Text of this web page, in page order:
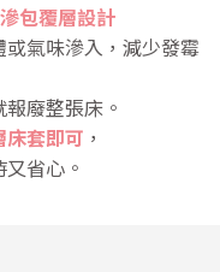
包覆層設計
氣味滲入，減少發霉
廢整張床。
床套即可 ，
省心。